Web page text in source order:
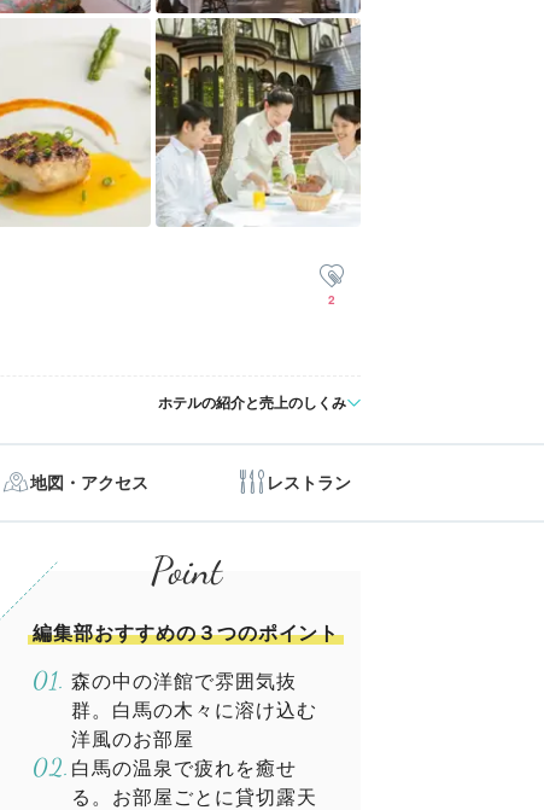
2
ホテルの紹介と売上のしくみ
地図・アクセス レストラン
編集部おすすめの３つのポイント
森の中の洋館で雰囲気抜
群。白馬の木々に溶け込む
洋風のお部屋
白馬の温泉で疲れを癒せ
る。お部屋ごとに貸切露天